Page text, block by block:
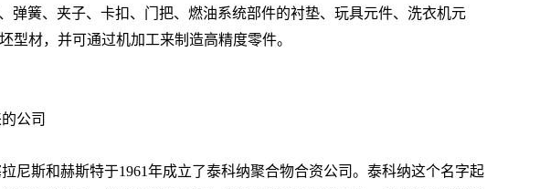
弹簧、夹子、卡扣、门把、燃油系统部件的衬垫、玩具元件、洗衣机元
型材，并可通过机加工来制造高精度零件。
公司
尼斯和赫斯特于1961年成立了泰科纳聚合物合资公司。泰科纳这个名字起